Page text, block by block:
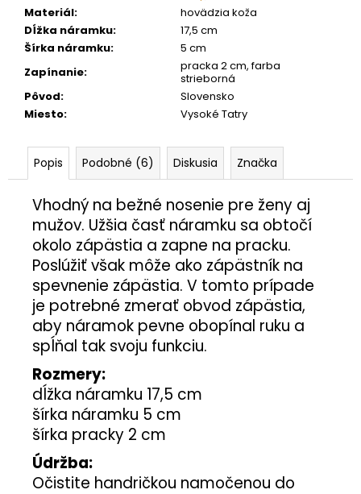
Materiál:
hovädzia koža
Dĺžka náramku:
17,5 cm
Šírka náramku:
5 cm
Zapínanie:
pracka 2 cm, farba
strieborná
Pôvod:
Slovensko
Miesto: Vysoké Tatry
Popis Podobné (6) Diskusia Značka
Vhodný na bežné nosenie pre ženy aj
mužov. Užšia časť náramku sa obtočí
okolo zápästia a zapne na pracku.
Poslúžiť však môže ako zápästník na
spevnenie zápästia. V tomto prípade
je potrebné zmerať obvod zápästia,
aby náramok pevne obopínal ruku a
spĺňal tak svoju funkciu.
Rozmery:
dĺžka náramku 17,5 cm
šírka náramku 5 cm
šírka pracky 2 cm
Údržba:
Očistite handričkou namočenou do